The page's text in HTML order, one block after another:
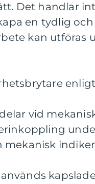
Det handlar
en tydlig
kan utföras
vid
mekanisk